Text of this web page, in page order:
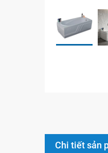
Chi tiết sản